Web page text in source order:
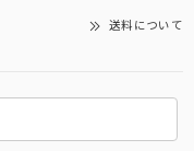
送料について